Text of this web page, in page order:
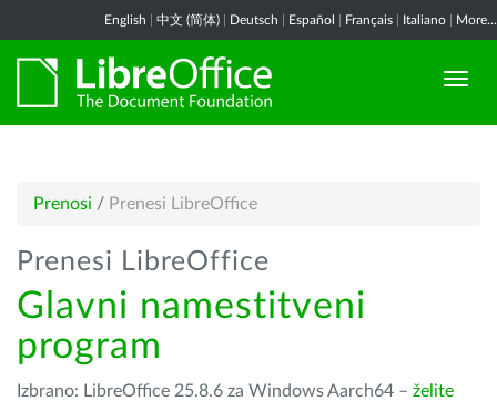
English 中文 (简体) Deutsch Español Français Italiano More...
Prenosi / Prenesi LibreOffice
Prenesi LibreOffice
Glavni namestitveni
program
Izbrano: LibreOffice 25.8.6 za Windows Aarch64 – želite